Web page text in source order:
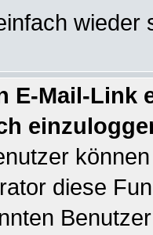
wieder
E-Mail-Link
diese